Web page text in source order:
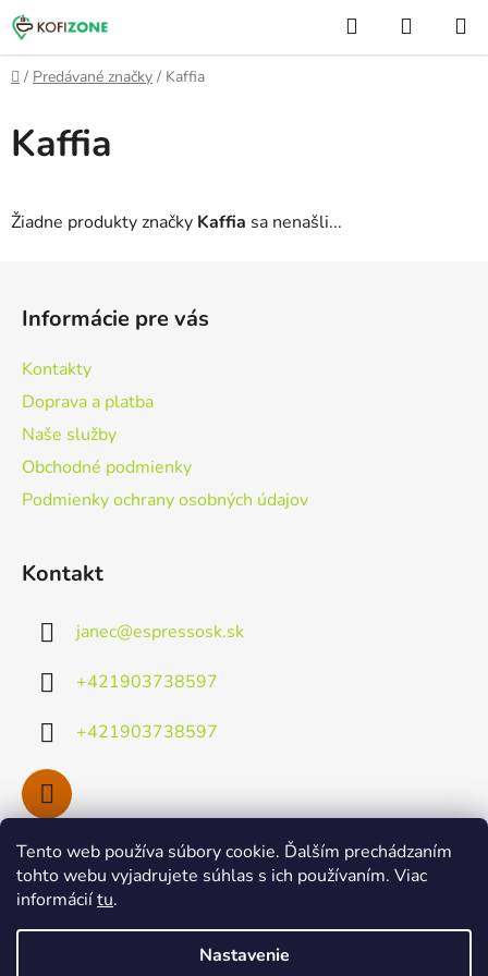
Tento web používa súbory cookie. Ďalším prechádzaním
tohto webu vyjadrujete súhlas s ich používaním. Viac
informáciítu.
Nastavenie
Prejsť
na
obsah
Hľadať
KOŠÍK
Domov
/ Predávané značky / Kaffia
Kaffia
Žiadne produkty značky Kaffia sa nenašli...
Informácie pre vás
Kontakty
Doprava a platba
Naše služby
Obchodné podmienky
Podmienky ochrany osobných údajov
Kontakt
janec@espressosk.sk
+421903738597
+421903738597
Facebook